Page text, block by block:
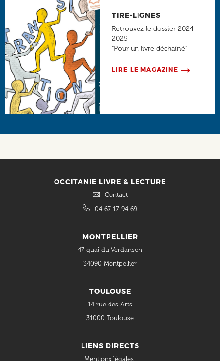
TIRE-LIGNES
Retrouvez le dossier 2024-
2025
"Pour un livre déchaîné"
LIRE LE MAGAZINE
OCCITANIE LIVRE & LECTURE
Contact
04 67 17 94 69
MONTPELLIER
47 quai du Verdanson
34090 Montpellier
TOULOUSE
14 rue des Arts
31000 Toulouse
LIENS DIRECTS
Mentions légales